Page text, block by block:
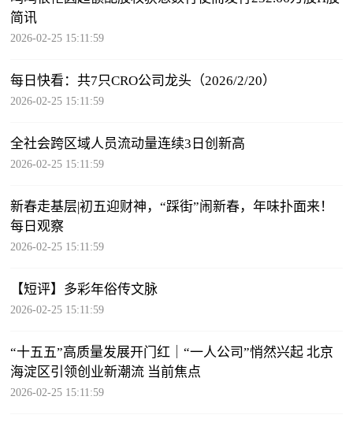
简讯
2026-02-25 15:11:59
每日快看：共7只CRO公司龙头（2026/2/20）
2026-02-25 15:11:59
全社会跨区域人员流动量连续3日创新高
2026-02-25 15:11:59
新春走基层|初五迎财神，“踩街”闹新春，年味扑面来！
每日观察
2026-02-25 15:11:59
【短评】多彩年俗传文脉
2026-02-25 15:11:59
“十五五”高质量发展开门红｜“一人公司”悄然兴起 北京
海淀区引领创业新潮流 当前焦点
2026-02-25 15:11:59